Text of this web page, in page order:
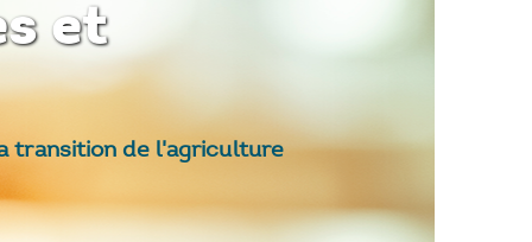
et
transition de l'agriculture